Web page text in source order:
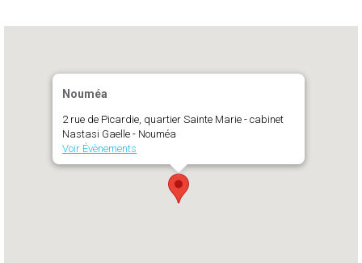
Nouméa
2 rue de Picardie, quartier Sainte Marie - cabinet
Nastasi Gaelle - Nouméa
Voir Évènements